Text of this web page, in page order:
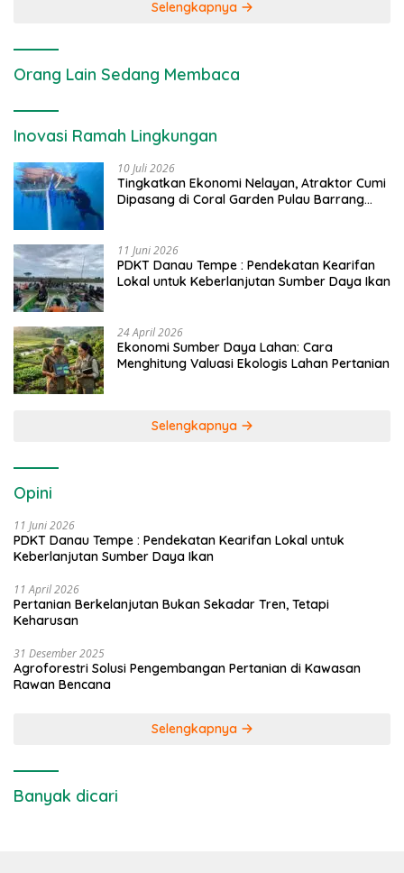
Selengkapnya
Orang Lain Sedang Membaca
Inovasi Ramah Lingkungan
10 Juli 2026
Tingkatkan Ekonomi Nelayan, Atraktor Cumi
Dipasang di Coral Garden Pulau Barrang
11 Juni 2026
PDKT Danau Tempe : Pendekatan Kearifan
Lokal untuk Keberlanjutan Sumber Daya Ikan
24 April 2026
Ekonomi Sumber Daya Lahan: Cara
Menghitung Valuasi Ekologis Lahan Pertanian
Selengkapnya
Opini
11 Juni 2026
PDKT Danau Tempe : Pendekatan Kearifan Lokal untuk
Keberlanjutan Sumber Daya Ikan
11 April 2026
Pertanian Berkelanjutan Bukan Sekadar Tren, Tetapi
Keharusan
31 Desember 2025
Agroforestri Solusi Pengembangan Pertanian di Kawasan
Rawan Bencana
Selengkapnya
Banyak dicari